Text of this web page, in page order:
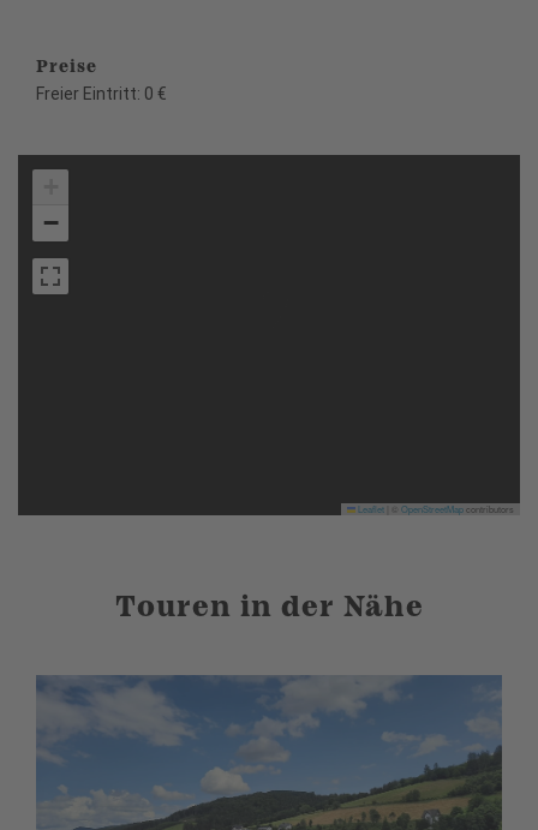
Preise
Freier Eintritt: 0 €
−
Leaflet OpenStreetMapcontributors
Touren in der Nähe